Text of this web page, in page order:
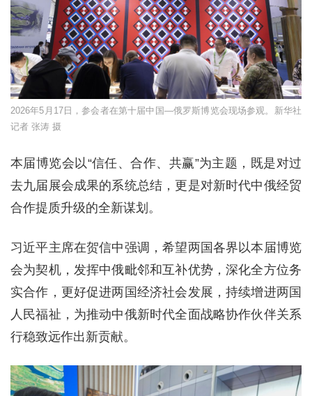
2026年5月17日，参会者在第十届中国—俄罗斯博览会现场参观。新华社
记者 张涛 摄
本届博览会以“信任、合作、共赢”为主题，既是对过
去九届展会成果的系统总结，更是对新时代中俄经贸
合作提质升级的全新谋划。
习近平主席在贺信中强调，希望两国各界以本届博览
会为契机，发挥中俄毗邻和互补优势，深化全方位务
实合作，更好促进两国经济社会发展，持续增进两国
人民福祉，为推动中俄新时代全面战略协作伙伴关系
行稳致远作出新贡献。